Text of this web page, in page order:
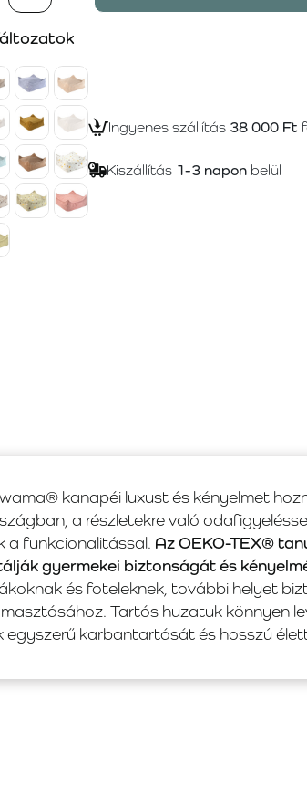
Ingyenes szállítás 38 000 Ft
Kiszállítás 1-3 napon belül
kanapéi luxust és kényelmet
a részletekre való
a funkcionalitással. Az OEKO-TEX®
gyermekei biztonságát és
és foteleknek, további helyet
Tartós huzatuk könnyen
egyszerű karbantartását és hosszú